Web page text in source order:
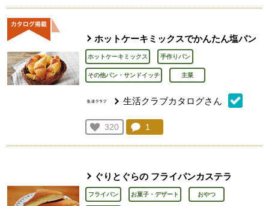
ホットケーキミックスでかんたん塩パン
ホットケーキミックス 手作りパン
その他パン・サンドイッチ 主菜
生活クラブカタログさん
お気に入り登録：
320
人が登録
コメント：
1
ぐりとぐらの フライパンカステラ
フライパン お菓子・デザート おやつ